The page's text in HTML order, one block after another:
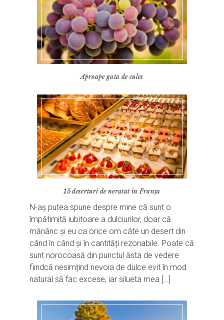
Aproape gata de cules
15 deserturi de neratat în Franța
N-aș putea spune despre mine că sunt o
împătimită iubitoare a dulciurilor, doar că
mănânc și eu ca orice om câte un desert din
când în când și în cantități rezonabile. Poate că
sunt norocoasă din punctul ăsta de vedere
fiindcă nesimțind nevoia de dulce evit în mod
natural să fac excese, iar silueta mea […]